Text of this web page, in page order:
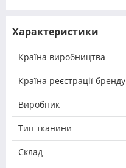
Характеристики
Країна виробництва
Країна реєстрації бренду
Виробник
Тип тканини
Склад